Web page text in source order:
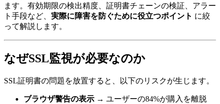
ます。有効期限の検出精度、証明書チェーンの検証、アラー
ト手段など、 実際に障害を防ぐために役立つポイント に絞
って解説します。
なぜSSL監視が必要なのか
SSL証明書の問題を放置すると、以下のリスクが生じます。
ブラウザ警告の表示 → ユーザーの84%が購入を離脱